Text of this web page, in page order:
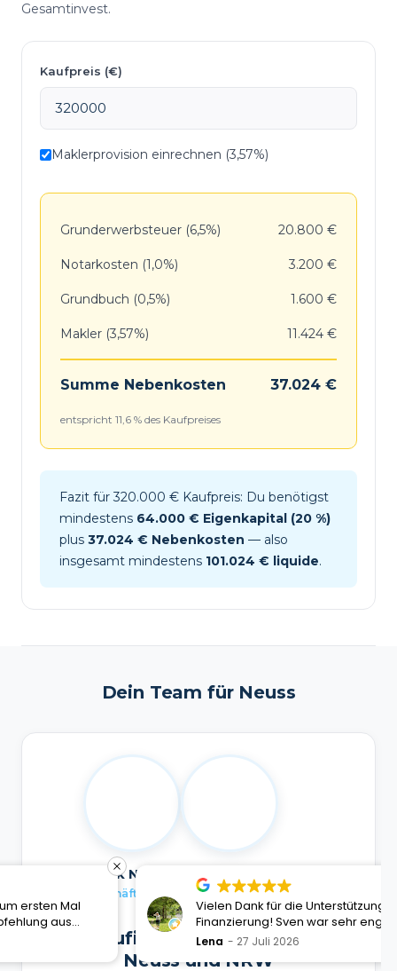
Gesamtinvest.
Kaufpreis (€)
Maklerprovision einrechnen (3,57%)
Grunderwerbsteuer (6,5%) 20.800 €
Notarkosten (1,0%) 3.200 €
Grundbuch (0,5%) 1.600 €
Makler (3,57%) 11.424 €
Summe Nebenkosten 37.024 €
entspricht 11,6 % des Kaufpreises
Fazit für 320.000 € Kaufpreis: Du benötigst
mindestens 64.000 € Eigenkapital (20 %)
plus 37.024 € Nebenkosten — also
insgesamt mindestens 101.024 € liquide.
Dein Team für Neuss
Dirk Nopp
Geschäftsführer
Ricardo Tunnissen
Geschäftsführer
Das Baufi Deutschland Team für
Neuss und NRW
Vielen Dank für die Unterstützung unserer
Finanzierung! Sven war sehr engagiert, jederzeit
freundlich und gefühlt durchgängig für uns
erreichbar :-)
27 Juli 2026 Ausgezeichneter Service
Verifiziert von:Trustindex